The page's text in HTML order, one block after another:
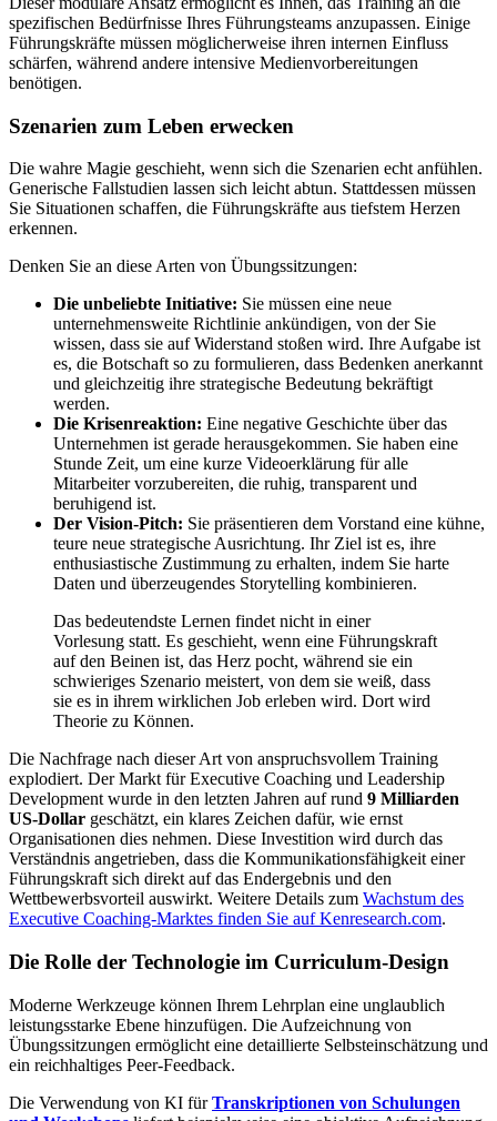
spezifischen Bedürfnisse Ihres Führungsteams anzupassen. Einige
Führungskräfte müssen möglicherweise ihren internen Einfluss
schärfen, während andere intensive Medienvorbereitungen
benötigen.
Szenarien zum Leben erwecken
Die wahre Magie geschieht, wenn sich die Szenarien echt anfühlen.
Generische Fallstudien lassen sich leicht abtun. Stattdessen müssen
Sie Situationen schaffen, die Führungskräfte aus tiefstem Herzen
erkennen.
Denken Sie an diese Arten von Übungssitzungen:
Die unbeliebte Initiative: Sie müssen eine neue
unternehmensweite Richtlinie ankündigen, von der Sie
wissen, dass sie auf Widerstand stoßen wird. Ihre Aufgabe ist
es, die Botschaft so zu formulieren, dass Bedenken anerkannt
und gleichzeitig ihre strategische Bedeutung bekräftigt
werden.
Die Krisenreaktion: Eine negative Geschichte über das
Unternehmen ist gerade herausgekommen. Sie haben eine
Stunde Zeit, um eine kurze Videoerklärung für alle
Mitarbeiter vorzubereiten, die ruhig, transparent und
beruhigend ist.
Der Vision-Pitch: Sie präsentieren dem Vorstand eine kühne,
teure neue strategische Ausrichtung. Ihr Ziel ist es, ihre
enthusiastische Zustimmung zu erhalten, indem Sie harte
Daten und überzeugendes Storytelling kombinieren.
Das bedeutendste Lernen findet nicht in einer
Vorlesung statt. Es geschieht, wenn eine Führungskraft
auf den Beinen ist, das Herz pocht, während sie ein
schwieriges Szenario meistert, von dem sie weiß, dass
sie es in ihrem wirklichen Job erleben wird. Dort wird
Theorie zu Können.
Die Nachfrage nach dieser Art von anspruchsvollem Training
explodiert. Der Markt für Executive Coaching und Leadership
Development wurde in den letzten Jahren auf rund 9 Milliarden
US-Dollar geschätzt, ein klares Zeichen dafür, wie ernst
Organisationen dies nehmen. Diese Investition wird durch das
Verständnis angetrieben, dass die Kommunikationsfähigkeit einer
Führungskraft sich direkt auf das Endergebnis und den
Wettbewerbsvorteil auswirkt. Weitere Details zum Wachstum des
Executive Coaching-Marktes finden Sie auf Kenresearch.com.
Die Rolle der Technologie im Curriculum-Design
Moderne Werkzeuge können Ihrem Lehrplan eine unglaublich
leistungsstarke Ebene hinzufügen. Die Aufzeichnung von
Übungssitzungen ermöglicht eine detaillierte Selbsteinschätzung und
ein reichhaltiges Peer-Feedback.
Die Verwendung von KI fürTranskriptionen von Schulungen